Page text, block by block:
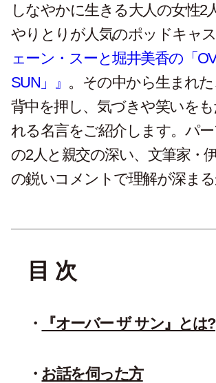
しなやかに生きる大人の女性2
やりとりが人気のポッドキャ
ェーン・スーと堀井美香の「
SUN」』 。その中から生まれ
背中を押し、気づきや笑いをも
れる名言をご紹介します。パ
の2人と親交の深い、文筆家・
の鋭いコメントで理解が深まる
目 次
『オーバー ザ サン』とは?
お話を伺った方